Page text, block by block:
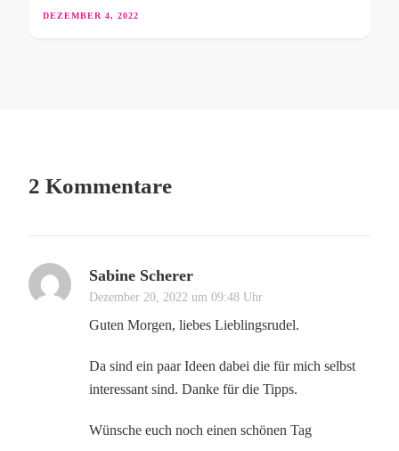
DEZEMBER 4, 2022
2 Kommentare
Sabine Scherer
Dezember 20, 2022 um 09:48 Uhr
Guten Morgen, liebes Lieblingsrudel.
Da sind ein paar Ideen dabei die für mich selbst
interessant sind. Danke für die Tipps.
Wünsche euch noch einen schönen Tag